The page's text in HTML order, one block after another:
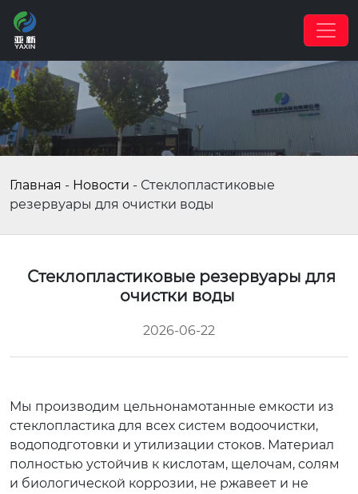
Главная - Новости - Стеклопластиковые
резервуары для очистки воды
Стеклопластиковые резервуары для
очистки воды
2026-06-22
Мы производим цельнонамотанные емкости из
стеклопластика для всех систем водоочистки,
водоподготовки и утилизации стоков. Материал
полностью устойчив к кислотам, щелочам, солям
и биологической коррозии, не ржавеет и не